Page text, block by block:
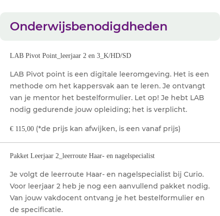
Onderwijsbenodigdheden
LAB Pivot Point_leerjaar 2 en 3_K/HD/SD
LAB Pivot point is een digitale leeromgeving. Het is een
methode om het kappersvak aan te leren. Je ontvangt
van je mentor het bestelformulier. Let op! Je hebt LAB
nodig gedurende jouw opleiding; het is verplicht.
€ 115,00 (*de prijs kan afwijken, is een vanaf prijs)
Pakket Leerjaar 2_leerroute Haar- en nagelspecialist
Je volgt de leerroute Haar- en nagelspecialist bij Curio.
Voor leerjaar 2 heb je nog een aanvullend pakket nodig.
Van jouw vakdocent ontvang je het bestelformulier en
de specificatie.